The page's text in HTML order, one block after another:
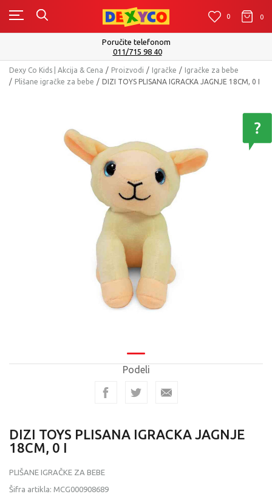
0 0 0
Poručite telefonom
011/715 98 40
Dexy Co Kids | Akcija & Cena Proizvodi Igračke
Igračke za bebe
Plišane igračke za bebe
DIZI TOYS PLISANA IGRACKA JAGNJE 18CM, 0 I
Podeli
DIZI TOYS PLISANA IGRACKA JAGNJE
18CM, 0 I
PLIŠANE IGRAČKE ZA BEBE
Šifra artikla: MCG000908689